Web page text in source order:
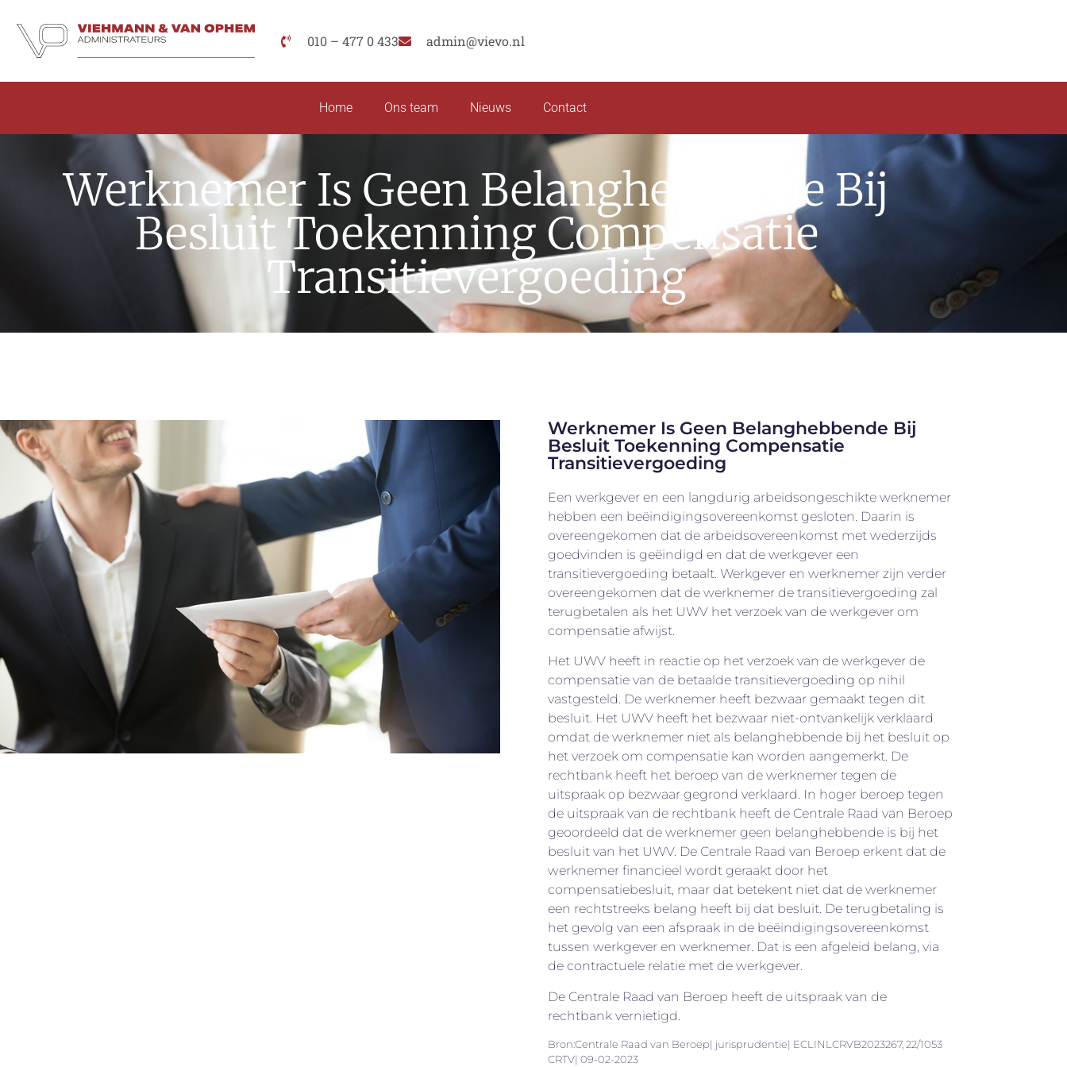
010 – 477 0 433 admin@vievo.nl
Home Ons team Nieuws Contact
Werknemer Is Geen Belanghebbende Bij
Besluit Toekenning Compensatie
Transitievergoeding
Werknemer Is Geen Belanghebbende Bij
Besluit Toekenning Compensatie
Transitievergoeding
Een werkgever en een langdurig arbeidsongeschikte werknemer
hebben een beëindigingsovereenkomst gesloten. Daarin is
overeengekomen dat de arbeidsovereenkomst met wederzijds
goedvinden is geëindigd en dat de werkgever een
transitievergoeding betaalt. Werkgever en werknemer zijn verder
overeengekomen dat de werknemer de transitievergoeding zal
terugbetalen als het UWV het verzoek van de werkgever om
compensatie afwijst.
Het UWV heeft in reactie op het verzoek van de werkgever de
compensatie van de betaalde transitievergoeding op nihil
vastgesteld. De werknemer heeft bezwaar gemaakt tegen dit
besluit. Het UWV heeft het bezwaar niet-ontvankelijk verklaard
omdat de werknemer niet als belanghebbende bij het besluit op
het verzoek om compensatie kan worden aangemerkt. De
rechtbank heeft het beroep van de werknemer tegen de
uitspraak op bezwaar gegrond verklaard. In hoger beroep tegen
de uitspraak van de rechtbank heeft de Centrale Raad van Beroep
geoordeeld dat de werknemer geen belanghebbende is bij het
besluit van het UWV. De Centrale Raad van Beroep erkent dat de
werknemer financieel wordt geraakt door het
compensatiebesluit, maar dat betekent niet dat de werknemer
een rechtstreeks belang heeft bij dat besluit. De terugbetaling is
het gevolg van een afspraak in de beëindigingsovereenkomst
tussen werkgever en werknemer. Dat is een afgeleid belang, via
de contractuele relatie met de werkgever.
De Centrale Raad van Beroep heeft de uitspraak van de
rechtbank vernietigd.
Bron:Centrale Raad van Beroep| jurisprudentie| ECLINLCRVB2023267, 22/1053
CRTV| 09-02-2023